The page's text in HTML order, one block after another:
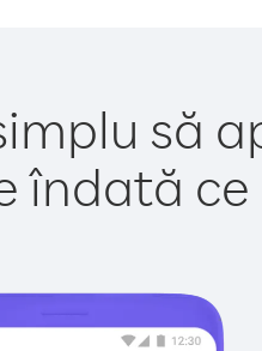
să
îndată